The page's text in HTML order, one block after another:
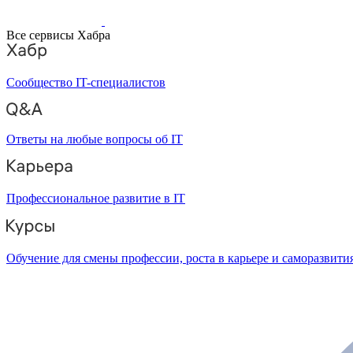
Все сервисы Хабра
Сообщество IT-специалистов
Ответы на любые вопросы об IT
Профессиональное развитие в IT
Обучение для смены профессии, роста в карьере и